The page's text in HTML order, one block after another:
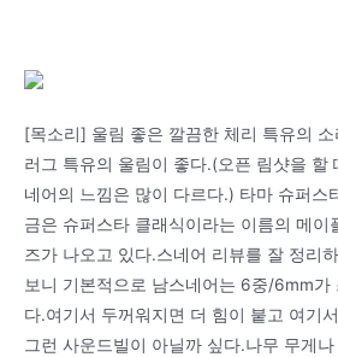
[목소리] 울림 좋은 깔끔한 체리 특유의
러그 특유의 울림이 좋다.(오픈 림샷을 할
네어의 느낌은 많이 다르다.) 타마 슈퍼스
금은 슈퍼스타 클래식이라는 이름의 메이
즈가 나오고 있다.스네어 리뷰를 잘 정리
보니 기본적으로 남스네어는 6중/6mm가
다.여기서 두꺼워지면 더 힘이 붙고 여기
그런 사운드빌이 아닐까 싶다.나무 무게